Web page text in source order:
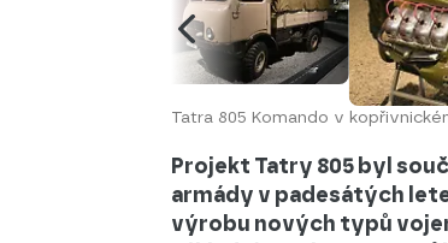
Tatra 805 Komando v
Projekt Tatry 805 byl
armády v padesátých
výrobu nových typů